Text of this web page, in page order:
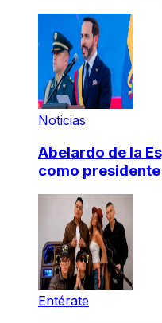
Noticias
Abelardo de la
como
Entérate